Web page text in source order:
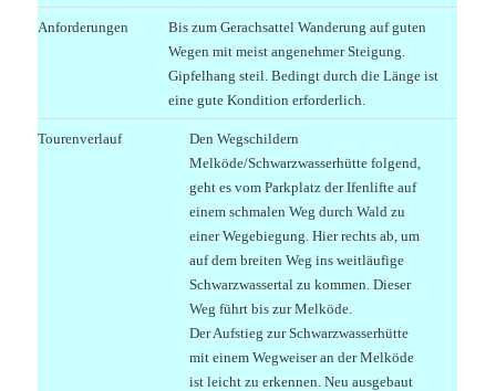
Anforderungen
Bis zum Gerachsattel Wanderung auf guten
Wegen mit meist angenehmer Steigung.
Gipfelhang steil. Bedingt durch die Länge ist
eine gute Kondition erforderlich.
Tourenverlauf
Den Wegschildern
Melköde/Schwarzwasserhütte folgend,
geht es vom Parkplatz der Ifenlifte auf
einem schmalen Weg durch Wald zu
einer Wegebiegung. Hier rechts ab, um
auf dem breiten Weg ins weitläufige
Schwarzwassertal zu kommen. Dieser
Weg führt bis zur Melköde.
Der Aufstieg zur Schwarzwasserhütte
mit einem Wegweiser an der Melköde
ist leicht zu erkennen. Neu ausgebaut